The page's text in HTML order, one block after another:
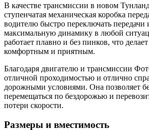
В качестве трансмиссии в новом
ступенчатая механическая коробка
водителю быстро переключать передачи
максимальную динамику в любой
работает плавно и без пинков, что
комфортным и приятным.
Благодаря двигателю и трансмиссии
отличной проходимостью и отлично
дорожными условиями. Она позволяет
перемещаться по бездорожью и
потери скорости.
Размеры и вместимость